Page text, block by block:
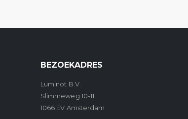
BEZOEKADRES
Luminot B.V.
Slimmeweg 10-11
1066 EV Amsterdam